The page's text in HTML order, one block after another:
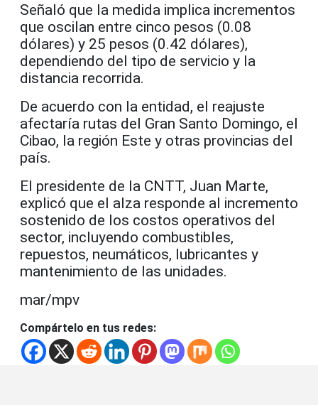
Señaló que la medida implica incrementos
que oscilan entre cinco pesos (0.08
dólares) y 25 pesos (0.42 dólares),
dependiendo del tipo de servicio y la
distancia recorrida.
De acuerdo con la entidad, el reajuste
afectaría rutas del Gran Santo Domingo, el
Cibao, la región Este y otras provincias del
país.
El presidente de la CNTT, Juan Marte,
explicó que el alza responde al incremento
sostenido de los costos operativos del
sector, incluyendo combustibles,
repuestos, neumáticos, lubricantes y
mantenimiento de las unidades.
mar/mpv
Compártelo en tus redes: